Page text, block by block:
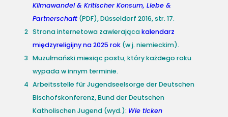
Klimawandel & Kritischer Konsum, Liebe &
Partnerschaft(PDF), Düsseldorf 2016, str. 17.
2 Strona internetowa zawierającakalendarz
międzyreligijny na 2025 rok(w j. niemieckim).
3 Muzułmański miesiąc postu, który każdego roku
wypada w innym terminie.
4 Arbeitsstelle für Jugendseelsorge der Deutschen
Bischofskonferenz, Bund der Deutschen
Katholischen Jugend (wyd.): Wie ticken